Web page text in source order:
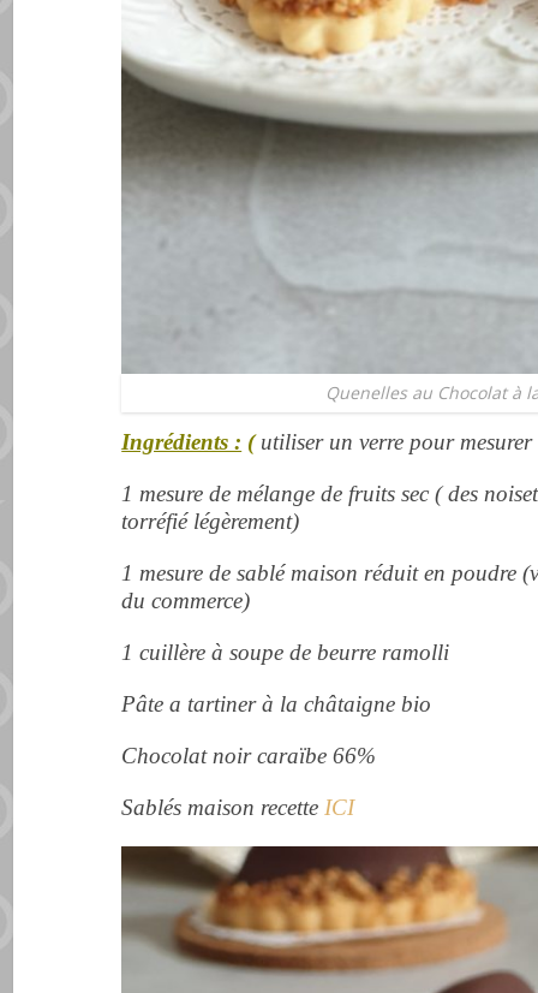
Quenelles au Chocolat à
Ingrédients : (utiliser un verre pour
1 mesure de mélange de fruits sec ( des
torréfié légèrement)
1 mesure de sablé maison réduit en poudre
du commerce)
1 cuillère à soupe de beurre ramolli
Pâte a tartiner à la châtaigne bio
Chocolat noir caraïbe 66%
Sablés maison recette ICI